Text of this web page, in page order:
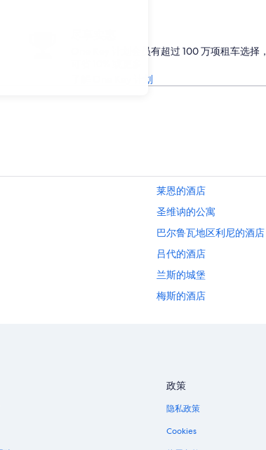
One Key 计划会员有超过 100 万项租车选择，
了解 One Key 计划
莱恩的酒店
圣维讷的公寓
巴尔鲁瓦地区利尼的酒店
吕代的酒店
兰斯的城堡
梅斯的酒店
政策
隐私政策
Cookies